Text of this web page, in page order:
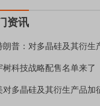
资讯
朗普：对多晶硅及其衍生
树科技战略配售名单来了
对多晶硅及其衍生产品加